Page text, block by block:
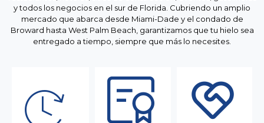
y todos los negocios en el sur de Florida. Cubriendo un amplio
mercado que abarca desde Miami-Dade y el condado de
Broward hasta West Palm Beach, garantizamos que tu hielo sea
entregado a tiempo, siempre que más lo necesites.